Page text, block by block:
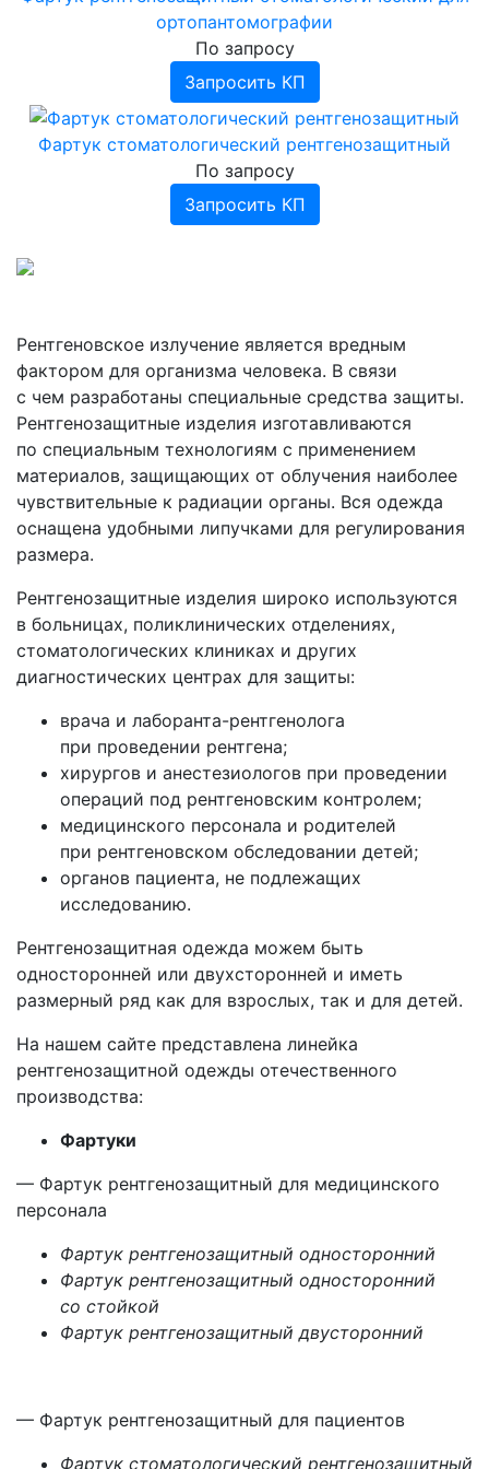
аппараты ELMEDLIFE
Аппараты ИВЛ портативные
Аппараты ингаляционного наркоза
Дефибриллятор-монитор COMEN
Дефибрилляторы АКСИОН
ортопантомографии
По запросу
Запросить КП
Фартук стоматологический рентгенозащитный
По запросу
Запросить КП
Рентгеновское излучение является вредным
фактором для организма человека. В связи
с чем разработаны специальные средства защиты.
Рентгенозащитные изделия изготавливаются
по специальным технологиям с применением
материалов, защищающих от облучения наиболее
чувствительные к радиации органы. Вся одежда
оснащена удобными липучками для регулирования
размера.
Рентгенозащитные изделия широко используются
в больницах, поликлинических отделениях,
стоматологических клиниках и других
диагностических центрах для защиты:
врача и лаборанта-рентгенолога
при проведении рентгена;
хирургов и анестезиологов при проведении
операций под рентгеновским контролем;
медицинского персонала и родителей
при рентгеновском обследовании детей;
органов пациента, не подлежащих
исследованию.
Рентгенозащитная одежда можем быть
односторонней или двухсторонней и иметь
размерный ряд как для взрослых, так и для детей.
На нашем сайте представлена линейка
рентгенозащитной одежды отечественного
производства:
Фартуки
— Фартук рентгенозащитный для медицинского
персонала
Фартук рентгенозащитный односторонний
Фартук рентгенозащитный односторонний
со стойкой
Фартук рентгенозащитный двусторонний
— Фартук рентгенозащитный для пациентов
Фартук стоматологический рентгенозащитный